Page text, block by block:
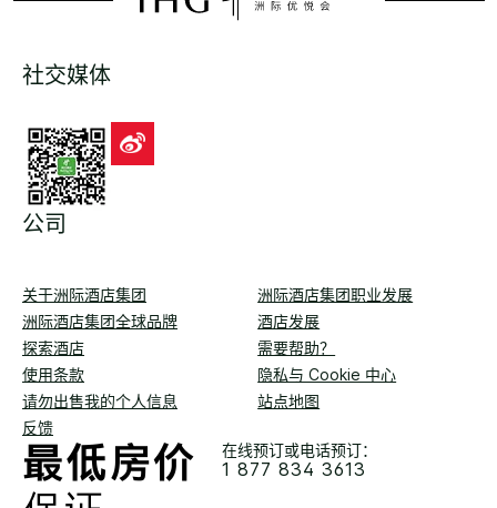
社交媒体
公司
关于洲际酒店集团
洲际酒店集团职业发展
洲际酒店集团全球品牌
酒店发展
探索酒店
需要帮助？
使用条款
隐私与 Cookie 中心
请勿出售我的个人信息
站点地图
反馈
在线预订或电话预订：
1 877 834 3613